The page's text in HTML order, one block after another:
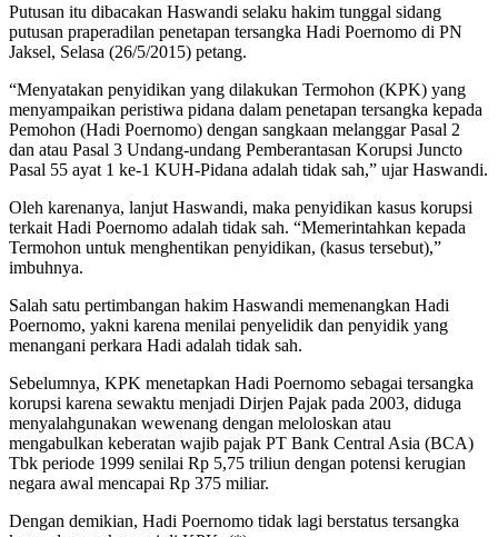
Putusan itu dibacakan Haswandi selaku hakim tunggal sidang
putusan praperadilan penetapan tersangka Hadi Poernomo di PN
Jaksel, Selasa (26/5/2015) petang.
“Menyatakan penyidikan yang dilakukan Termohon (KPK) yang
menyampaikan peristiwa pidana dalam penetapan tersangka kepada
Pemohon (Hadi Poernomo) dengan sangkaan melanggar Pasal 2
dan atau Pasal 3 Undang-undang Pemberantasan Korupsi Juncto
Pasal 55 ayat 1 ke-1 KUH-Pidana adalah tidak sah,” ujar Haswandi.
Oleh karenanya, lanjut Haswandi, maka penyidikan kasus korupsi
terkait Hadi Poernomo adalah tidak sah. “Memerintahkan kepada
Termohon untuk menghentikan penyidikan, (kasus tersebut),”
imbuhnya.
Salah satu pertimbangan hakim Haswandi memenangkan Hadi
Poernomo, yakni karena menilai penyelidik dan penyidik yang
menangani perkara Hadi adalah tidak sah.
Sebelumnya, KPK menetapkan Hadi Poernomo sebagai tersangka
korupsi karena sewaktu menjadi Dirjen Pajak pada 2003, diduga
menyalahgunakan wewenang dengan meloloskan atau
mengabulkan keberatan wajib pajak PT Bank Central Asia (BCA)
Tbk periode 1999 senilai Rp 5,75 triliun dengan potensi kerugian
negara awal mencapai Rp 375 miliar.
Dengan demikian, Hadi Poernomo tidak lagi berstatus tersangka